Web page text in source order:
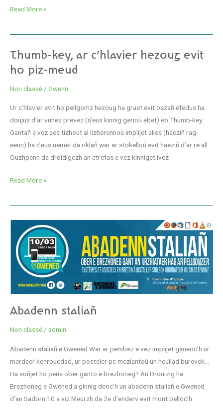
Meurzh
Read More »
Thumb-key, ar c’hlavier hezoug evit
ho piz-meud
Non classé / Gwenn
Ur c’hlavier evit ho pellgomz hezoug ha graet evit bezañ efedus ha
doujus d’ar vuhez prevez (n’eus kinnig gerioù ebet) eo Thumb-key.
Gantañ e vez aes tizhout al lizherennoù implijet alies (haeziñ rag-
eeun) ha n’eus nemet da riklañ war ar stokelloù evit haeziñ d’ar re all.
Ouzhpenn da droidigezh an etrefas e vez kinniget ivez
Thumb-
key,
c’hlavier
hezoug
evit
ho
meud
Read More »
Abadenn staliañ
Non classé/ admin
Abadenn staliañ e Gwened War ar pembez e vez implijet ganeoc’h ur
merdeer kenrouedad, ur posteler pe meziantoù un heuliad burevek…
Ha soñjet ho peus ober ganto e brezhoneg? An Drouizig ha
Brezhoneg e Gwened a ginnig deoc’h un abadenn staliañ e Gwened
d’an Sadorn 10 a viz Meurzh da 2e d’enderv evit mont pelloc’h
Abadenn
staliañ